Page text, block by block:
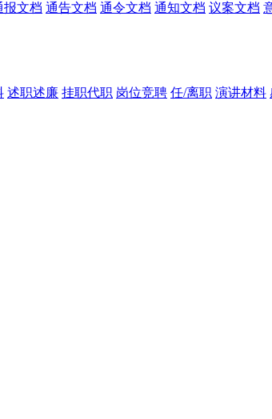
报文档 通告文档 通令文档 通知文档 议案文档
述职述廉 挂职代职 岗位竞聘 任/离职 演讲材料